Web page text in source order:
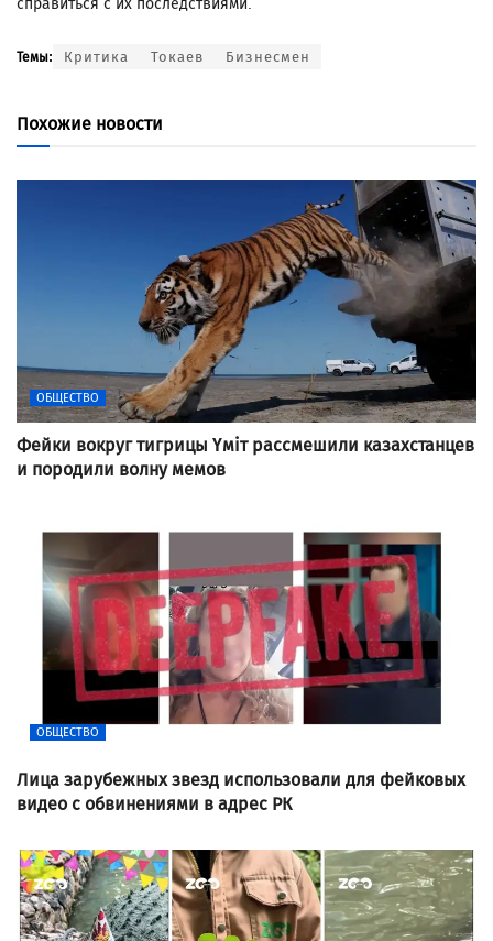
Темы: Критика Токаев Бизнесмен
Похожие новости
ОБЩЕСТВО
Фейки вокруг тигрицы Үміт рассмешили казахстанцев
и породили волну мемов
ОБЩЕСТВО
Лица зарубежных звезд использовали для фейковых
видео с обвинениями в адрес РК